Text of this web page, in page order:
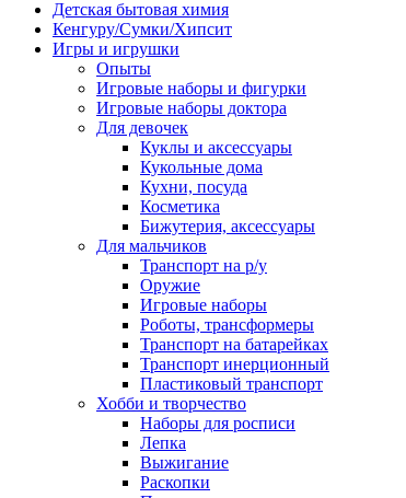
Детская бытовая химия
Кенгуру/Сумки/Хипсит
Игры и игрушки
Опыты
Игровые наборы и фигурки
Игровые наборы доктора
Для девочек
Куклы и аксессуары
Кукольные дома
Кухни, посуда
Косметика
Бижутерия, аксессуары
Для мальчиков
Транспорт на р/у
Оружие
Игровые наборы
Роботы, трансформеры
Транспорт на батарейках
Транспорт инерционный
Пластиковый транспорт
Хобби и творчество
Наборы для росписи
Лепка
Выжигание
Раскопки